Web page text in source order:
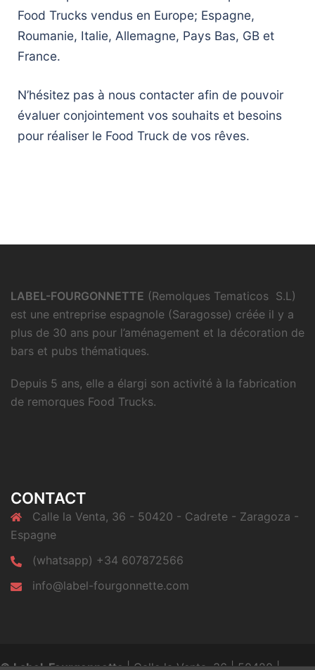
Food Trucks vendus en Europe; Espagne,
Roumanie, Italie, Allemagne, Pays Bas, GB et
France.
N’hésitez pas à nous contacter afin de pouvoir
évaluer conjointement vos souhaits et besoins
pour réaliser le Food Truck de vos rêves.
LABEL-FOURGONNETTE (Remolques Tematicos S.L)
est une entreprise espagnole (Saragosse) créée il y a
plus de 30 ans pour l’aménagement et la décoration de
bars et pubs thématiques.
Depuis 5 ans, elle a élargi son activité à la fabrication
de remorques Food Trucks.
CONTACT
Calle la Venta, 36 - 50420 - Cadrete - Zaragoza -
Espagne
(whatsapp) +34 607872566
info@label-fourgonnette.com
© Label-Fourgonnette| Calle la Venta, 36 | 50420 |